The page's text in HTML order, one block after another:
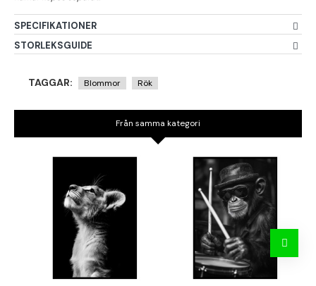
SPECIFIKATIONER
STORLEKSGUIDE
TAGGAR: Blommor Rök
Från samma kategori